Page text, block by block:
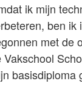
ik mijn
ben ik
met de
Vakschool
basisdiploma